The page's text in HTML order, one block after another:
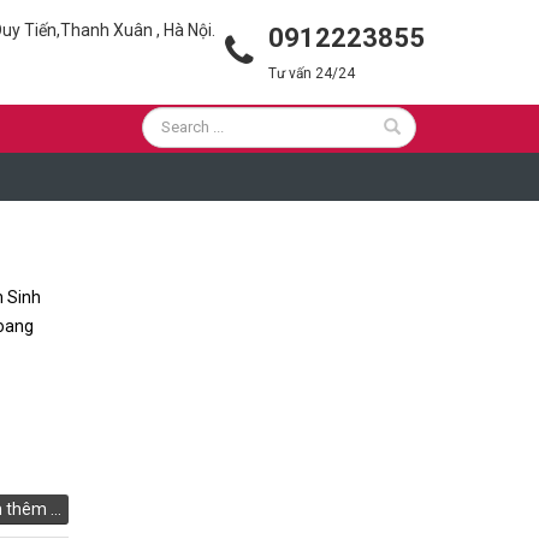
Tiến,Thanh Xuân , Hà Nội. 0912223855
Tư vấn 24/24
Sinh
...